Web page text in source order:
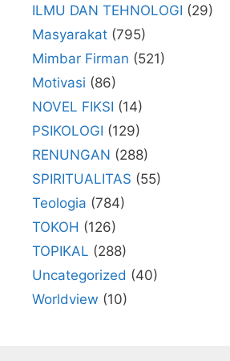
ILMU DAN TEHNOLOGI (29)
Masyarakat (795)
Mimbar Firman (521)
Motivasi (86)
NOVEL FIKSI (14)
PSIKOLOGI (129)
RENUNGAN (288)
SPIRITUALITAS (55)
Teologia (784)
TOKOH (126)
TOPIKAL (288)
Uncategorized (40)
Worldview (10)